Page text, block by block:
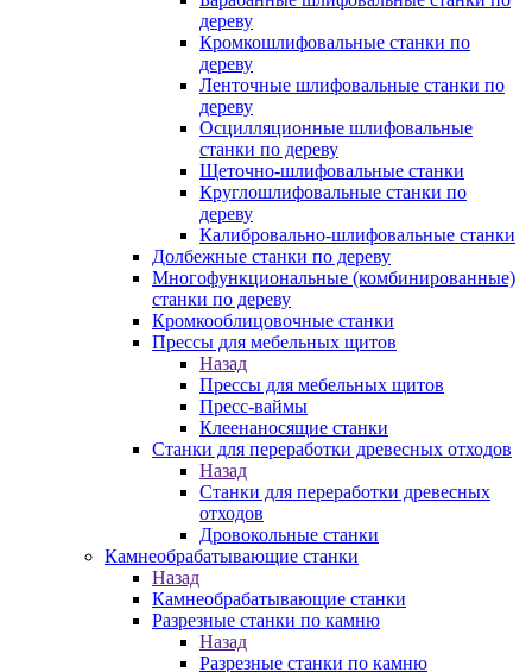
дереву
Кромкошлифовальные станки по
дереву
Ленточные шлифовальные станки по
дереву
Осцилляционные шлифовальные
станки по дереву
Щеточно-шлифовальные станки
Круглошлифовальные станки по
дереву
Калибровально-шлифовальные станки
Долбежные станки по дереву
Многофункциональные (комбинированные)
станки по дереву
Кромкооблицовочные станки
Прессы для мебельных щитов
Назад
Прессы для мебельных щитов
Пресс-ваймы
Клеенаносящие станки
Станки для переработки древесных отходов
Назад
Станки для переработки древесных
отходов
Дровокольные станки
Камнеобрабатывающие станки
Назад
Камнеобрабатывающие станки
Разрезные станки по камню
Назад
Разрезные станки по камню